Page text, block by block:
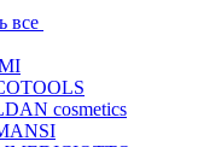
все
cosmetics